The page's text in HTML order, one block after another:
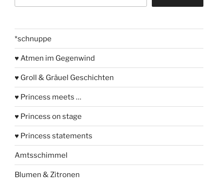
*schnuppe
♥ Atmen im Gegenwind
♥ Groll & Gräuel Geschichten
♥ Princess meets …
♥ Princess on stage
♥ Princess statements
Amtsschimmel
Blumen & Zitronen